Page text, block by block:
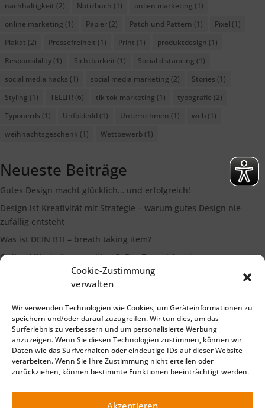
Cookie-Zustimmung
verwalten
Wir verwenden Technologien wie Cookies, um Geräteinformationen zu
speichern und/oder darauf zuzugreifen. Wir tun dies, um das
Surferlebnis zu verbessern und um personalisierte Werbung
anzuzeigen. Wenn Sie diesen Technologien zustimmen, können wir
Daten wie das Surfverhalten oder eindeutige IDs auf dieser Website
verarbeiten. Wenn Sie Ihre Zustimmung nicht erteilen oder
zurückziehen, können bestimmte Funktionen beeinträchtigt werden.
Akzeptieren
nachhaltigkeit (2) Notizbuch (1) onlien marketing (1)
online marketing (1) Papier (2) Patch und Pattern (1) Pixel (1)
Plakat (2) Pressefreiheit (1) Print (1) produktdesign (1)
Responsibility (1) Sichtbarkeit (1) Social distancing (1)
social media hacks (1) social media marketing (2) Stories (1)
Styling (1) TELLiT! (6) tik tok marketing (1) typografie (2)
Typonerds (1) Unfoldedd (1) Unternehmen (1) web (1)
weihnachtsgeschenk (1) Wettbewerb (1)
Neueste Beiträge
Gutes Design macht glücklich… und erfolgreich!
Design ist Kreativität mit Strategie – warum gutes Design nie
zufällig entsteht
Was ist DEIN BTI – breath taking item?
Online Mitarbeiterrecruiting 3: Der Funnel Ansatz
Die Bedeutung eines starken Markenimages
Suchen
Impressum Datenschutzerklärung
©2025 TELLiT – Ihre Full Service Werbeagentur für Marketing